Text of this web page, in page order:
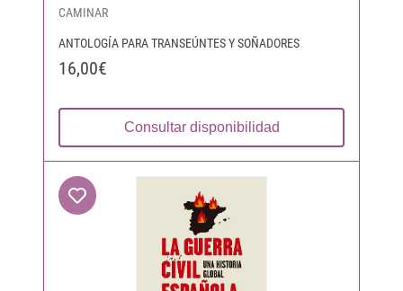
CAMINAR
ANTOLOGÍA PARA TRANSEÚNTES Y SOÑADORES
16,00€
Consultar disponibilidad